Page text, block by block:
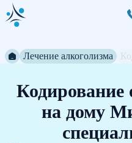
Лечение алкоголизма
Кодирование
на дому